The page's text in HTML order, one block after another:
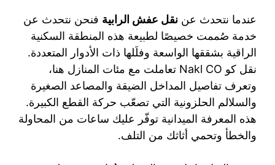
عندما نتحدث عن نقل عفش الرابية فنحن نتحدث عن
خدمة صُممت خصيصًا لطبيعة هذه المنطقة السكنية
الراقية بشققها الواسعة وفلَلها ذات الأدوار المتعددة.
نقل كو Nakl CO تعاملت مع مئات المنازل هنا،
وتعرف تفاصيل المداخل الضيقة والمصاعد الصغيرة
والسلالم الحلزونية التي تصعّب حركة القطع الكبيرة.
هذه المعرفة الميدانية توفّر عليك ساعات من المحاولة
والخطأ وتحمي أثاثك من التلف.